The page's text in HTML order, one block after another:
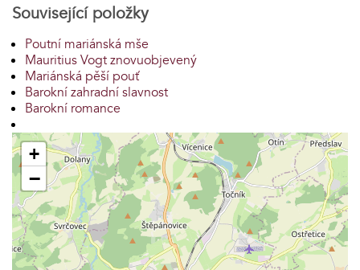
Související položky
Poutní mariánská mše
Mauritius Vogt znovuobjevený
Mariánská pěší pouť
Barokní zahradní slavnost
Barokní romance
+
−